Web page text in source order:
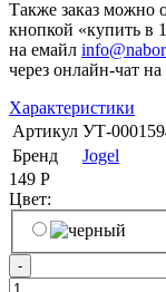
Также заказ можно
кнопкой «купить в
на емайл
через онлайн-чат на
Характеристики
Артикул УТ-
Бренд
Jogel
149 Р
Цвет:
-